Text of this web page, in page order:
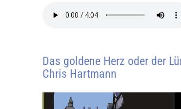
Das goldene Herz oder der
Chris Hartmann